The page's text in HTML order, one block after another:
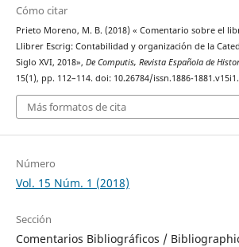
Cómo citar
Prieto Moreno, M. B. (2018) « Comentario sobre el
Llibrer Escrig: Contabilidad y organización de la
Siglo XVI, 2018», De Computis, Revista Española de
15(1), pp. 112–114. doi: 10.26784/issn.1886-
Más formatos de cita
Número
Vol. 15 Núm. 1 (2018)
Sección
Comentarios Bibliográficos /